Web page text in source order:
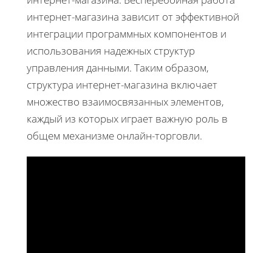
интернет-магазина зависит от эффективной
интеграции программных компонентов и
использования надежных структур
управления данными. Таким образом,
структура интернет-магазина включает
множество взаимосвязанных элементов,
каждый из которых играет важную роль в
общем механизме онлайн-торговли.